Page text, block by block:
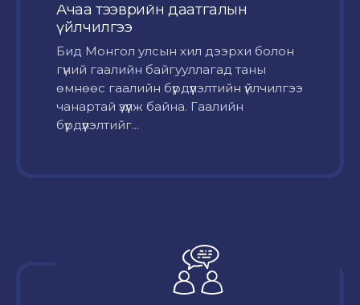
Ачаа тээврийн даатгалын
үйлчилгээ
Бид Монгол улсын хил дээрхи болон
гүний гаалийн байгууллагад таны
өмнөөс гаалийн бүрдүүлэлтийн үйлчилгээ
чанартай үзүүлж байна. Гаалийн
бүрдүүлэлтийг...